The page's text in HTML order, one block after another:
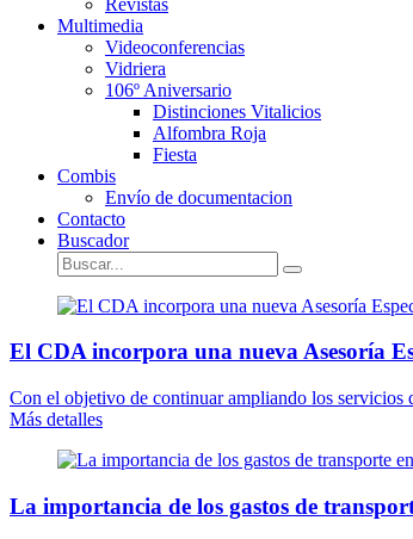
Multimedia
Videoconferencias
Vidriera
106º Aniversario
Distinciones Vitalicios
Alfombra Roja
Fiesta
Combis
Envío de documentacion
Contacto
Buscador
El CDA incorpora una nueva Asesoría
Con el objetivo de continuar ampliando los servicios
Más detalles
La importancia de los gastos de